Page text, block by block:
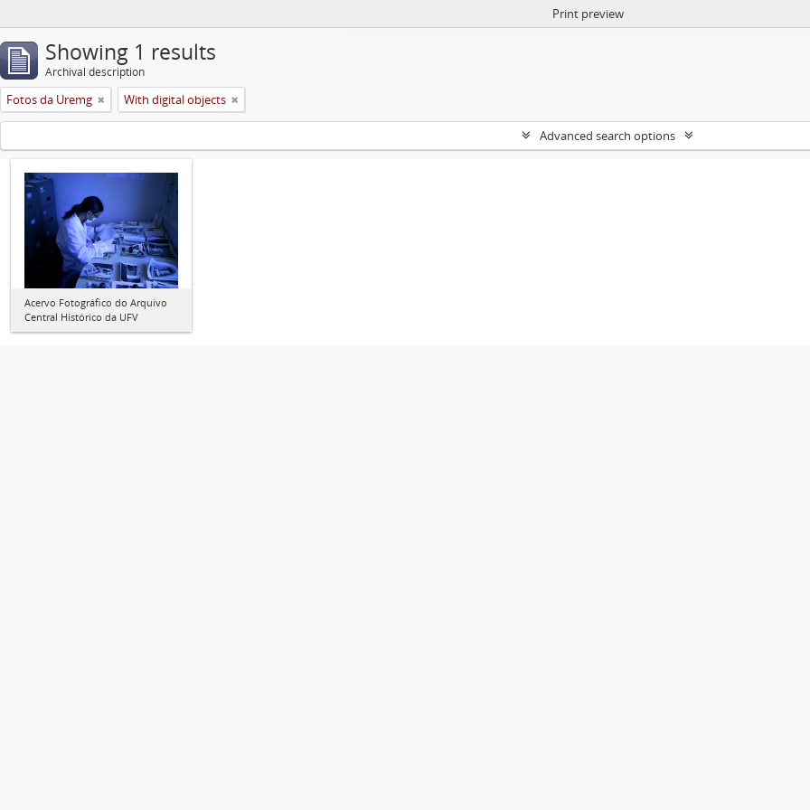
Print preview
Showing 1 results
Archival description
Fotos da Uremg With digital objects
Advanced search options
Acervo Fotográfico do Arquivo
Central Histórico da UFV